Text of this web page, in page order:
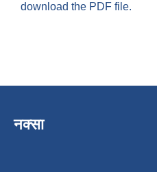
download the PDF file.
नक्सा